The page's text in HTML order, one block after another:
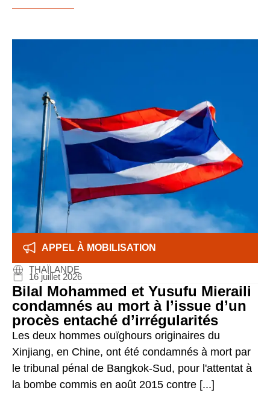
APPEL À MOBILISATION
THAÏLANDE
16 juillet 2026
Bilal Mohammed et Yusufu Mieraili
condamnés au mort à l’issue d’un
procès entaché d’irrégularités
Les deux hommes ouïghours originaires du
Xinjiang, en Chine, ont été condamnés à mort par
le tribunal pénal de Bangkok-Sud, pour l'attentat à
la bombe commis en août 2015 contre [...]